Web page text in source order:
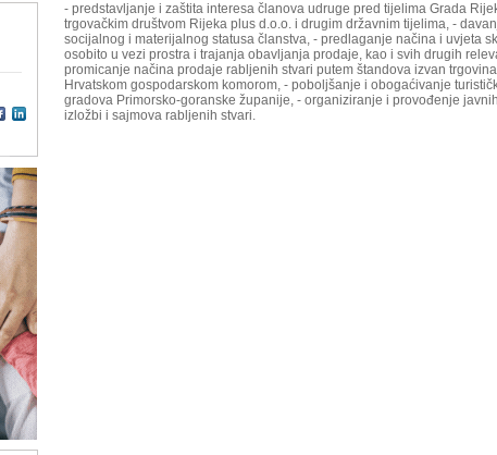
- predstavljanje i zaštita interesa članova udruge pred tijelima Grada
trgovačkim društvom Rijeka plus d.o.o. i drugim državnim tijelima, -
socijalnog i materijalnog statusa članstva, - predlaganje načina i uvjeta
osobito u vezi prostra i trajanja obavljanja prodaje, kao i svih drugih
promicanje načina prodaje rabljenih stvari putem štandova izvan
Hrvatskom gospodarskom komorom, - poboljšanje i obogaćivanje
gradova Primorsko-goranske županije, - organiziranje i provođenje
izložbi i sajmova rabljenih stvari.